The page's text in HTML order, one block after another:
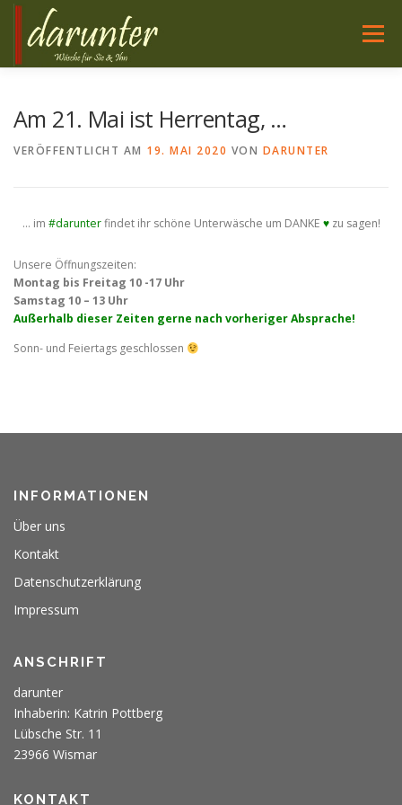
Zum
springen
Menü
Am 21. Mai ist Herrentag, …
VERÖFFENTLICHT AM 19. MAI 2020 VON DARUNTER
… im #darunterfindet ihr schöne Unterwäsche um DANKE ♥zu sagen!
Unsere Öffnungszeiten:
Montag bis Freitag 10 -17 Uhr
Samstag 10 – 13 Uhr
Außerhalb dieser Zeiten gerne nach vorheriger Absprache!
Sonn- und Feiertags geschlossen
INFORMATIONEN
Über uns
Kontakt
Datenschutzerklärung
Impressum
ANSCHRIFT
darunter
Inhaberin: Katrin Pottberg
Lübsche Str. 11
23966 Wismar
KONTAKT